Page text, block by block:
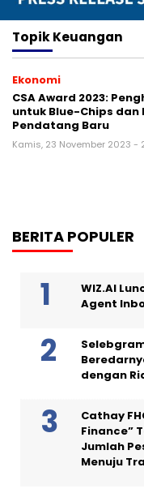
TopikKeuangan
Ekonomi
CSA Award 2023:
untuk Blue-Chips dan
Pendatang Baru
Kamis, 23 November 2023 -
BERITA POPULER
WIZ.AI
Agent
dengan
Cathay
Finance”
Jumlah
Menuju